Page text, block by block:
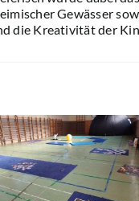
Gewässer
die Kreativität der